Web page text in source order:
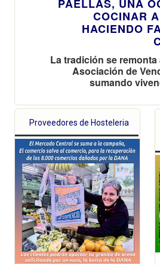
PAELLAS, UNA
COCINAR
HACIENDO
La tradición se
Asociación de
sumando
Proveedores de Hosteleria